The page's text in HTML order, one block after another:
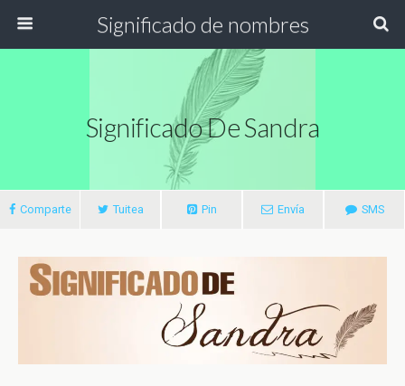
Significado de nombres
Significado De Sandra
Comparte Tuitea Pin Envía SMS